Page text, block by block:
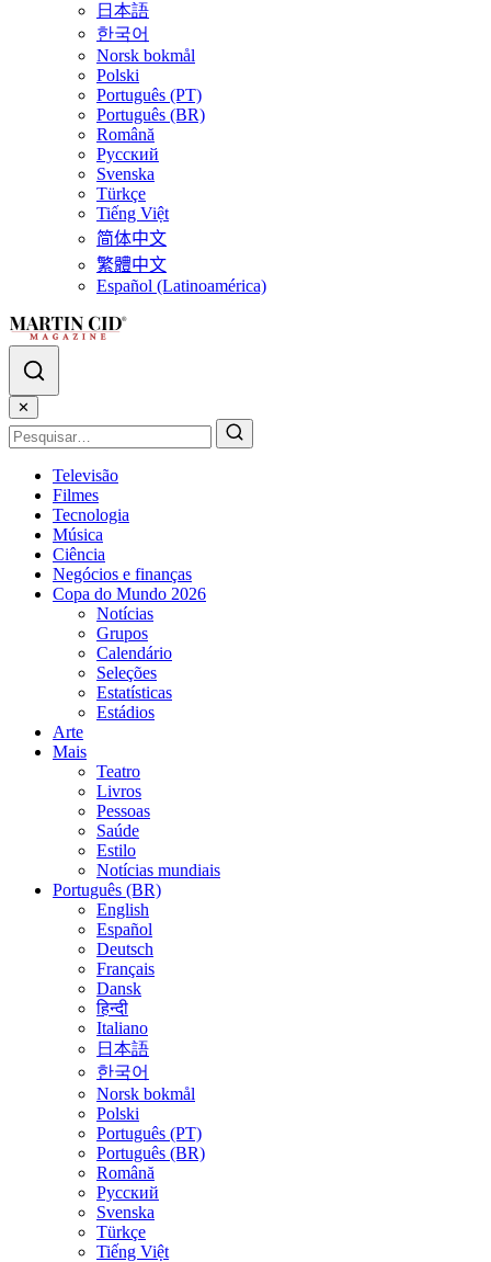
日本語
한국어
Norsk bokmål
Polski
Português (PT)
Português (BR)
Română
Русский
Svenska
Türkçe
Tiếng Việt
简体中文
繁體中文
Español (Latinoamérica)
✕
Televisão
Filmes
Tecnologia
Música
Ciência
Negócios e finanças
Copa do Mundo 2026
Notícias
Grupos
Calendário
Seleções
Estatísticas
Estádios
Arte
Mais
Teatro
Livros
Pessoas
Saúde
Estilo
Notícias mundiais
Português (BR)
English
Español
Deutsch
Français
Dansk
हिन्दी
Italiano
日本語
한국어
Norsk bokmål
Polski
Português (PT)
Português (BR)
Română
Русский
Svenska
Türkçe
Tiếng Việt